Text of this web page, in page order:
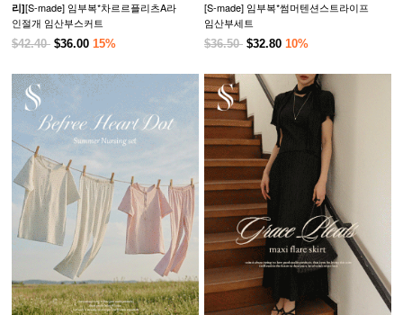
리][S-made] 임부복*차르르플리츠A라
인절개 임산부스커트
$42.40 $36.00 15%
[S-made] 임부복*썸머텐션스트라이프
임산부세트
$36.50 $32.80 10%